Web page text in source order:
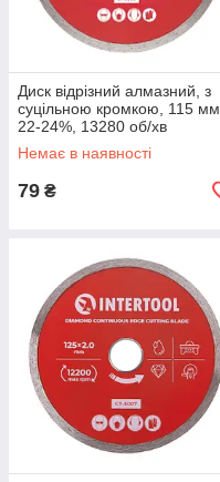
Диск відрізний алмазний, з
суцільною кромкою, 115 мм,
22-24%, 13280 об/хв
INTERTOOL CT-3006
Немає в наявності
79 ₴